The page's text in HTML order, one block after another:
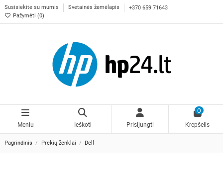
Susisiekite su mumis Svetainės žemėlapis
+370 659 71643
Pažymėti (0)
Meniu Ieškoti Prisijungti
0
Krepšelis
Pagrindinis Prekių ženklai Dell